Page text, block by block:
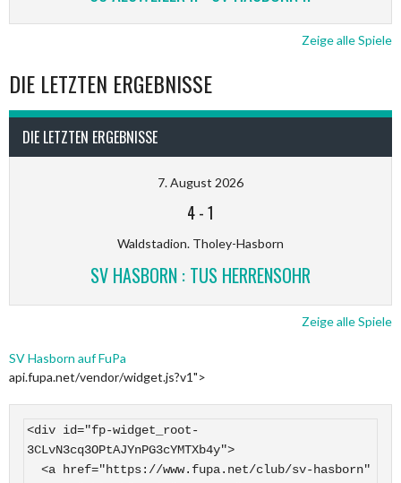
Zeige alle Spiele
DIE LETZTEN ERGEBNISSE
DIE LETZTEN ERGEBNISSE
7. August 2026
4-1
Waldstadion. Tholey-Hasborn
SV HASBORN : TUS HERRENSOHR
Zeige alle Spiele
SV Hasborn auf FuPa
api.fupa.net/vendor/widget.js?v1">
<div id="fp-widget_root-
3CLvN3cq3OPtAJYnPG3cYMTXb4y">